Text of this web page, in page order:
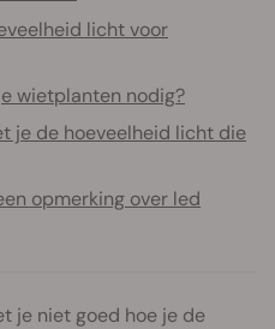
licht voor
wietplanten nodig?
je de hoeveelheid licht die
opmerking over led
je niet goed hoe je de